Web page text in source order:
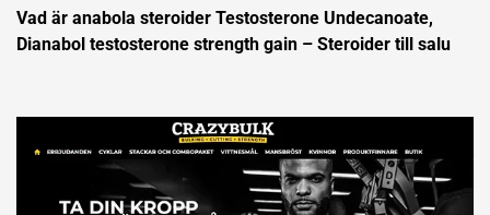
Vad är anabola steroider Testosterone Undecanoate,
Dianabol testosterone strength gain – Steroider till salu